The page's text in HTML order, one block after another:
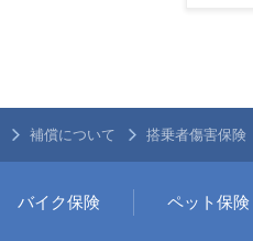
補償について 搭乗者傷害保険
バイク保険 ペット保険